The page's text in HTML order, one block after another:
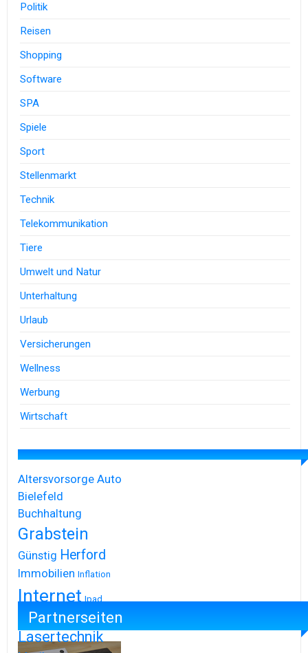
Politik
Reisen
Shopping
Software
SPA
Spiele
Sport
Stellenmarkt
Technik
Telekommunikation
Tiere
Umwelt und Natur
Unterhaltung
Urlaub
Versicherungen
Wellness
Werbung
Wirtschaft
Altersvorsorge Auto
Bielefeld
Buchhaltung
Grabstein
Günstig Herford
Immobilien Inflation
Internet Ipad
Iphone
Lasertechnik
Partnerseiten